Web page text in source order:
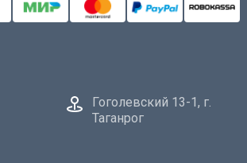
Гоголевский 13-1, г.
Таганрог